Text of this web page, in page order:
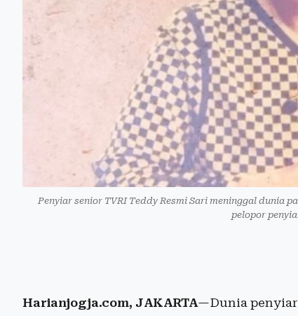
Penyiar senior TVRI Teddy Resmi Sari meninggal dunia
pelopor
Harianjogja.com, JAKARTA—Dunia